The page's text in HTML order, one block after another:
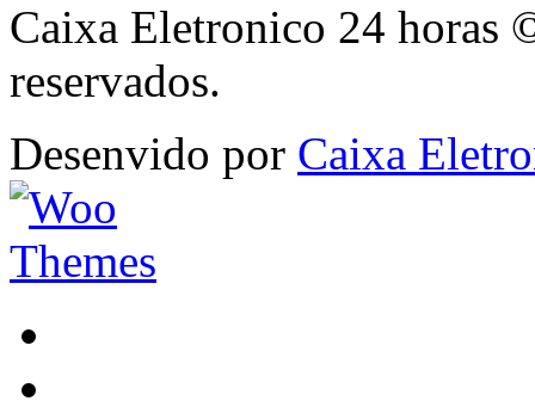
Caixa Eletronico 24 horas
reservados.
Desenvido por Caixa